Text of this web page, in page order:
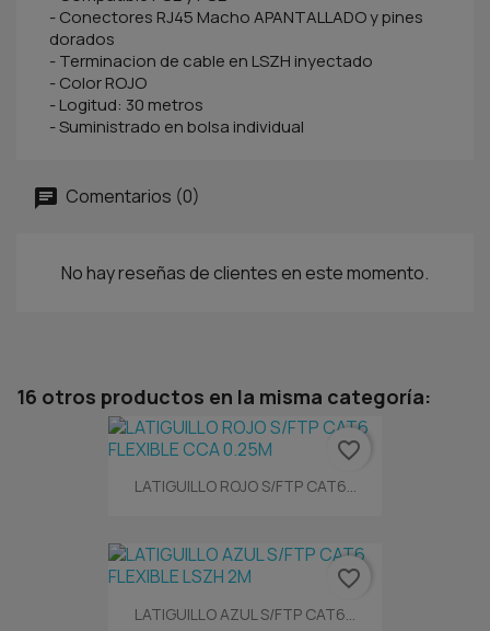
- Conectores RJ45 Macho APANTALLADO y pines
dorados
- Terminacion de cable en LSZH inyectado
- Color ROJO
- Logitud: 30 metros
- Suministrado en bolsa individual
Comentarios (0)
No hay reseñas de clientes en este momento.
16 otros productos en la misma categoría:
LATIGUILLO ROJO S/FTP CAT6...
favorite_border
LATIGUILLO AZUL S/FTP CAT6...
favorite_border